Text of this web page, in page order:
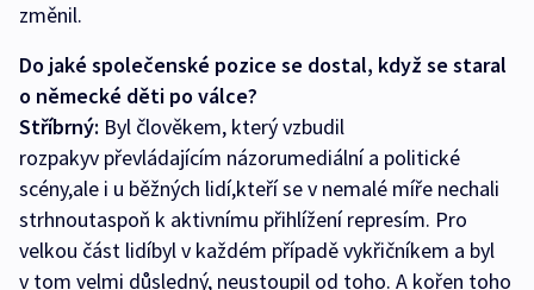
změnil.
Do jaké společenské pozice se dostal, když se staral
o německé děti po válce?
Stříbrný: Byl člověkem, který vzbudil
rozpakyv převládajícím názorumediální a politické
scény,ale i u běžných lidí,kteří se v nemalé míře nechali
strhnoutaspoň k aktivnímu přihlížení represím. Pro
velkou část lidíbyl v každém případě vykřičníkem a byl
v tom velmi důsledný, neustoupil od toho. A kořen toho